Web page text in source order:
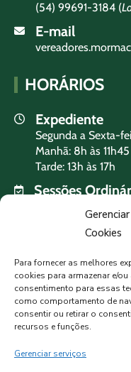
Cookies
Para fornecer as melhores
cookies para armazenar e/
consentimento para essas
como comportamento de
consentir ou retirar o
recursos e funções.
Gerenciar serviços
(54) 99691-3184 (
E-mail
HORÁRIOS
Expediente
Segunda a Sexta-
Manhã: 8h às 11h45
Tarde: 13h às 17h
Sessões